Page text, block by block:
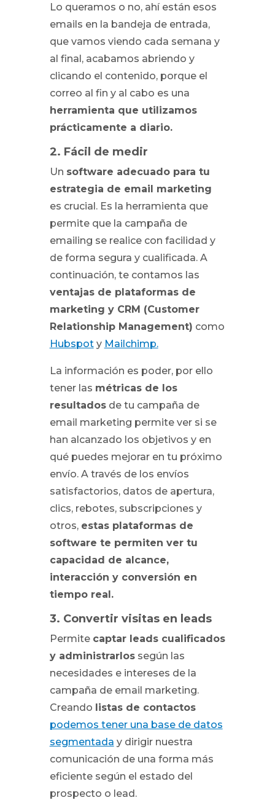
Lo queramos o no, ahí están esos
emails en la bandeja de entrada,
que vamos viendo cada semana y
al final, acabamos abriendo y
clicando el contenido, porque el
correo al fin y al cabo es una
herramienta que utilizamos
prácticamente a diario.
2. Fácil de medir
Un software adecuado para tu
estrategia de email marketing
es crucial. Es la herramienta que
permite que la campaña de
emailing se realice con facilidad y
de forma segura y cualificada. A
continuación, te contamos las
ventajas de plataformas de
marketing y CRM (Customer
Relationship Management) como
Hubspoty Mailchimp.
La información es poder, por ello
tener las métricas de los
resultadosde tu campaña de
email marketing permite ver si se
han alcanzado los objetivos y en
qué puedes mejorar en tu próximo
envío. A través de los envíos
satisfactorios, datos de apertura,
clics, rebotes, subscripciones y
otros, estas plataformas de
software te permiten ver tu
capacidad de alcance,
interacción y conversión en
tiempo real.
3. Convertir visitas en leads
Permite captar leads cualificados
y administrarlossegún las
necesidades e intereses de la
campaña de email marketing.
Creando listas de contactos
podemos tener una base de datos
segmentada y dirigir nuestra
comunicación de una forma más
eficiente según el estado del
prospecto o lead.